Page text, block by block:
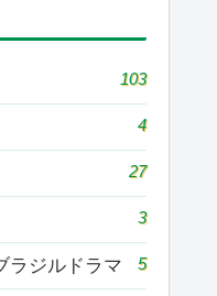
103
4
27
3
ラジルドラマ 5